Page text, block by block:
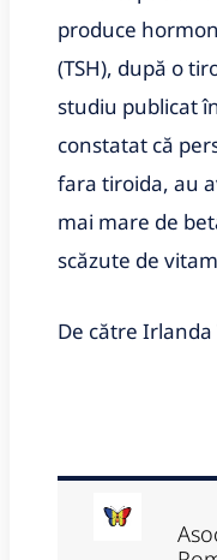
produce
(TSH), după o
studiu publicat
constatat că
fara tiroida, au
mai mare de
scăzute de
De către